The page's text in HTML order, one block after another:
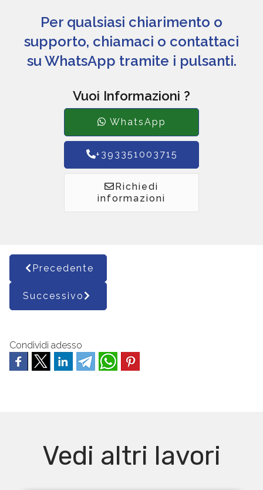
Per qualsiasi chiarimento o
supporto, chiamaci o contattaci
su WhatsApp tramite i pulsanti.
Vuoi Informazioni ?
WhatsApp
+393351003715
Richiedi
informazioni
Precedente
Successivo
Condividi adesso
Vedi altri lavori